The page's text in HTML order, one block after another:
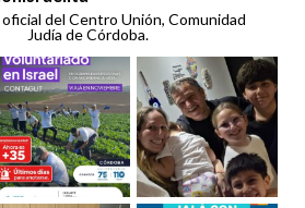
del Centro Unión, Comunidad
Judía de Córdoba.